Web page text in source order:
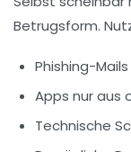
Betrugsform.
Phishing-
Apps nur aus
Technische